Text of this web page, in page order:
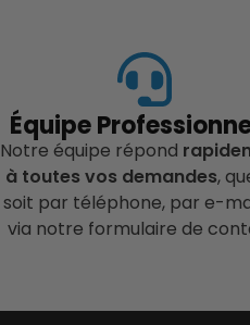
Équipe
Notre équipe répond
à toutes vos demandes,
soit par téléphone, par e-
via notre formulaire de